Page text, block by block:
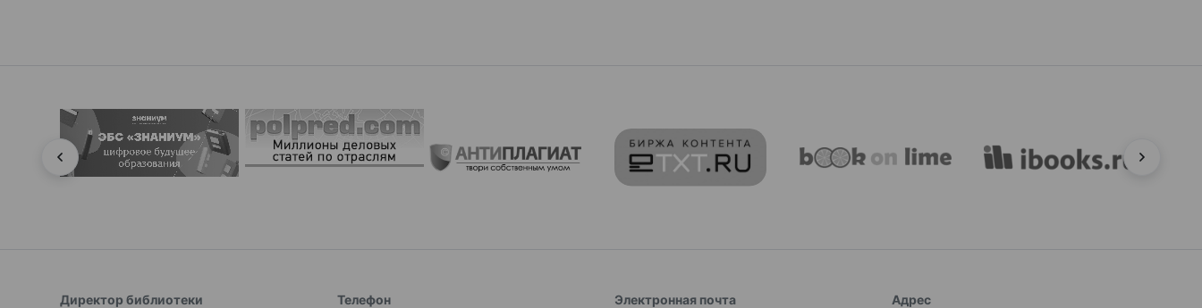
Директор библиотеки Телефон Электронная почта Адрес